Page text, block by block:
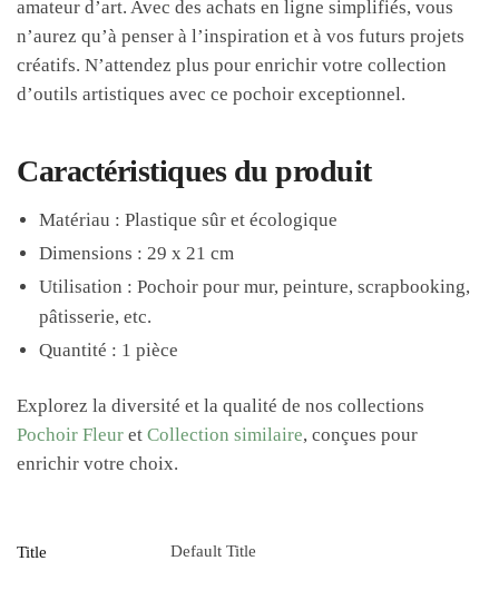
amateur d’art. Avec des achats en ligne simplifiés, vous
n’aurez qu’à penser à l’inspiration et à vos futurs projets
créatifs. N’attendez plus pour enrichir votre collection
d’outils artistiques avec ce pochoir exceptionnel.
Caractéristiques du produit
Matériau : Plastique sûr et écologique
Dimensions : 29 x 21 cm
Utilisation : Pochoir pour mur, peinture, scrapbooking,
pâtisserie, etc.
Quantité : 1 pièce
Explorez la diversité et la qualité de nos collections
Pochoir Fleur et Collection similaire, conçues pour
enrichir votre choix.
Title Default Title